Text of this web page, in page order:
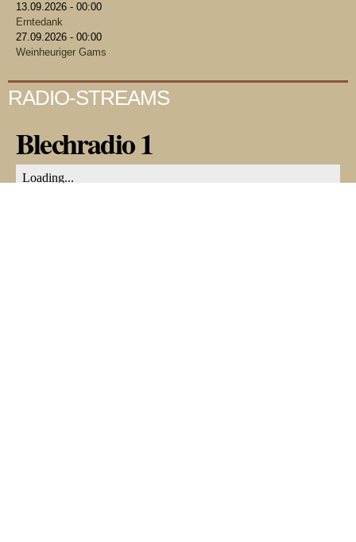
13.09.2026 - 00:00
Erntedank
27.09.2026 - 00:00
Weinheuriger Gams
RADIO-STREAMS
Blechradio 1